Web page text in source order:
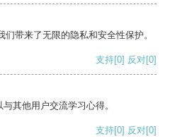
带来了无限的隐私和安全性保护。
支持[0] 反对[0]
其他用户交流学习心得。
支持[0] 反对[0]